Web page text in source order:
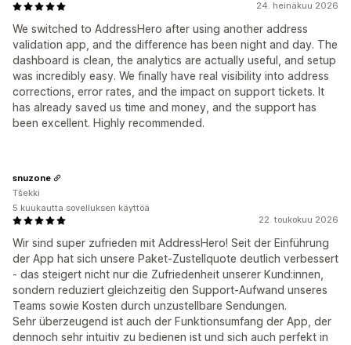
24. heinäkuu 2026
We switched to AddressHero after using another address
validation app, and the difference has been night and day. The
dashboard is clean, the analytics are actually useful, and setup
was incredibly easy. We finally have real visibility into address
corrections, error rates, and the impact on support tickets. It
has already saved us time and money, and the support has
been excellent. Highly recommended.
22. toukokuu 2026
Wir sind super zufrieden mit AddressHero! Seit der Einführung
der App hat sich unsere Paket-Zustellquote deutlich verbessert
- das steigert nicht nur die Zufriedenheit unserer Kund:innen,
sondern reduziert gleichzeitig den Support-Aufwand unseres
Teams sowie Kosten durch unzustellbare Sendungen.
Sehr überzeugend ist auch der Funktionsumfang der App, der
dennoch sehr intuitiv zu bedienen ist und sich auch perfekt in
snuzone
Tšekki
5 kuukautta sovelluksen käyttöä